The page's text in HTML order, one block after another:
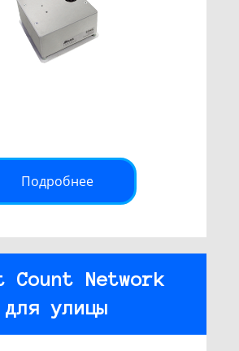
Подробнее
Count Network
для улицы